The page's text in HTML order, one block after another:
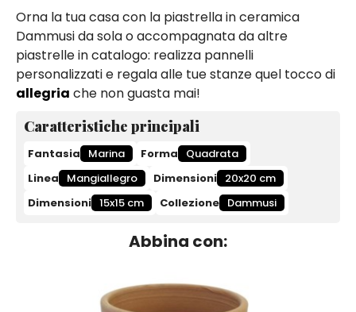
Orna la tua casa con la piastrella in ceramica
Dammusi da sola o accompagnata da altre
piastrelle in catalogo: realizza pannelli
personalizzati e regala alle tue stanze quel tocco di
allegria che non guasta mai!
Caratteristiche principali
Fantasia Marina Forma
Quadrata
Linea
Mangiallegro Dimensioni 20x20 cm
Dimensioni 15x15 cm Collezione Dammusi
Abbina con: